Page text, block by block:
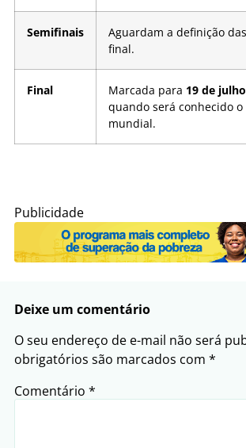
Semifinais
Aguardam a definição
final.
Final Marcada para 19 de
quando será conhecido o
mundial.
Publicidade
Deixe um comentário
O seu endereço de e-mail não será
obrigatórios são marcados com *
Comentário *